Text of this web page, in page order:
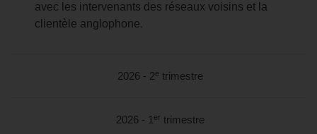
avec les intervenants des réseaux voisins et la
clientèle anglophone.
2026 - 2e trimestre
2026 - 1 er trimestre